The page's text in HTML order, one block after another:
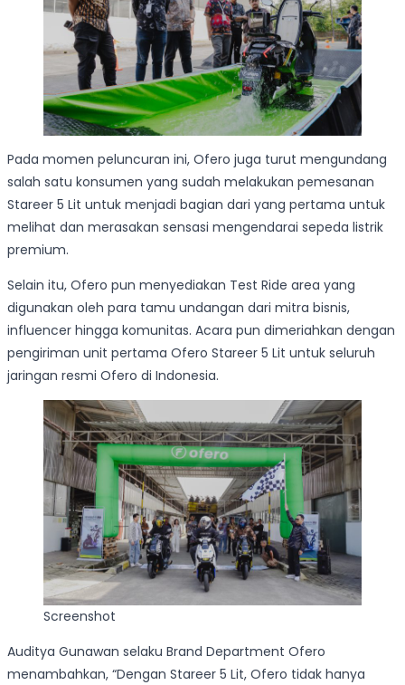
Pada momen peluncuran ini, Ofero juga turut mengundang
salah satu konsumen yang sudah melakukan pemesanan
Stareer 5 Lit untuk menjadi bagian dari yang pertama untuk
melihat dan merasakan sensasi mengendarai sepeda listrik
premium.
Selain itu, Ofero pun menyediakan Test Ride area yang
digunakan oleh para tamu undangan dari mitra bisnis,
influencer hingga komunitas. Acara pun dimeriahkan dengan
pengiriman unit pertama Ofero Stareer 5 Lit untuk seluruh
jaringan resmi Ofero di Indonesia.
Screenshot
Auditya Gunawan selaku Brand Department Ofero
menambahkan, “Dengan Stareer 5 Lit, Ofero tidak hanya